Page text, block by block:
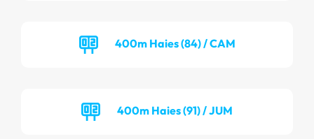
400m Haies (84) / CAM
400m Haies (91) / JUM